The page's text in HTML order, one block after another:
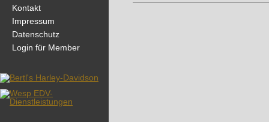
Kontakt
Impressum
Datenschutz
Login für Member